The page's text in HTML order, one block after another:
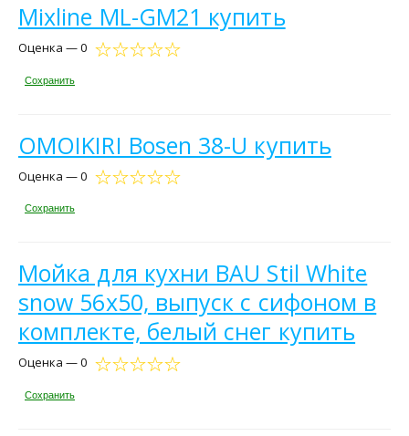
Mixline ML-GM21 купить
Оценка — 0
Сохранить
OMOIKIRI Bosen 38-U купить
Оценка — 0
Сохранить
Мойка для кухни BAU Stil White
snow 56х50, выпуск с сифоном в
комплекте, белый снег купить
Оценка — 0
Сохранить